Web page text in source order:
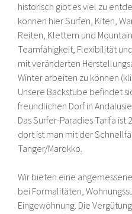
historisch gibt es viel zu
können hier Surfen, Kiten,
Reiten, Klettern und
Teamfähigkeit, Flexibilität
mit veränderten
Winter arbeiten zu können
Unsere Backstube befindet
freundlichen Dorf in
Das Surfer-Paradies Tarifa
dort ist man mit der
Tanger/Marokko.
Wir bieten eine
bei Formalitäten,
Eingewöhnung. Die